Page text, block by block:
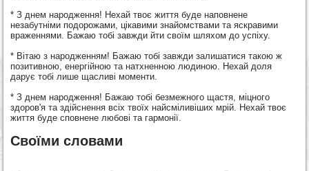
* З днем народження! Нехай твоє життя буде наповнене
незабутніми подорожами, цікавими знайомствами та яскравими
враженнями. Бажаю тобі завжди йти своїм шляхом до успіху.
* Вітаю з народженням! Бажаю тобі завжди залишатися такою ж
позитивною, енергійною та натхненною людиною. Нехай доля
дарує тобі лише щасливі моменти.
* З днем народження! Бажаю тобі безмежного щастя, міцного
здоров'я та здійснення всіх твоїх найсміливіших мрій. Нехай твоє
життя буде сповнене любові та гармонії.
Своїми словами